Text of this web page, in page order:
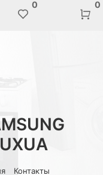
0 0
Контакты